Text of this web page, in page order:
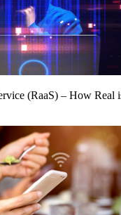
(RaaS) – How Real